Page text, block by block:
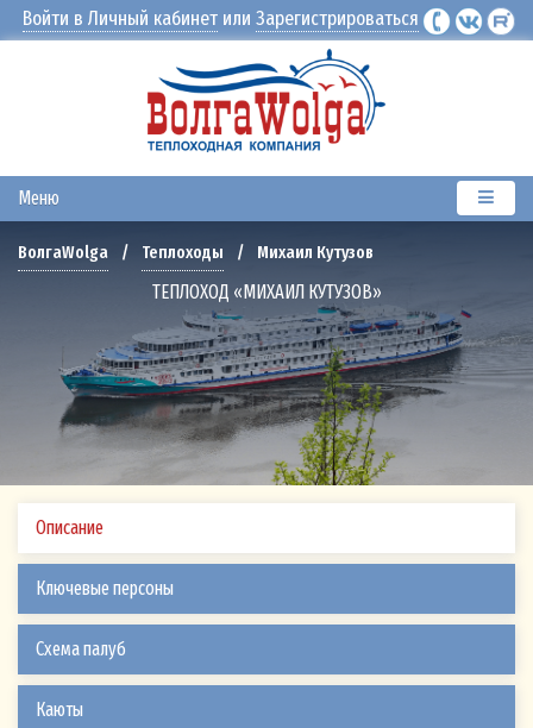
Войти в Личный кабинет или Зарегистрироваться
Меню
ВолгаWolga / Теплоходы / Михаил Кутузов
ТЕПЛОХОД «МИХАИЛ КУТУЗОВ»
Описание
Ключевые персоны
Схема палуб
Каюты